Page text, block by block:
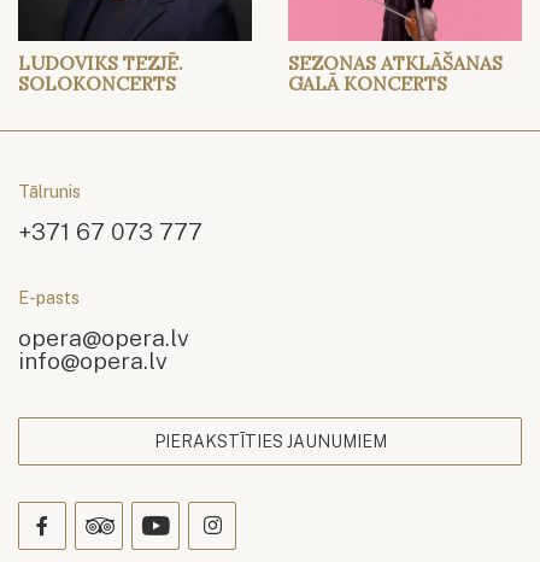
LUDOVIKS TEZJĒ.
SOLOKONCERTS
SEZONAS ATKLĀŠANAS
GALĀ KONCERTS
Tālrunis
+371 67 073 777
E-pasts
opera@opera.lv
info@opera.lv
PIERAKSTĪTIES JAUNUMIEM